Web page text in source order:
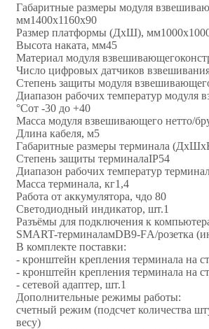
Габаритные размеры модуля
мм1400х1160х90
Размер платформы (ДхШ),
Высота наката, мм45
Материал модуля
Число цифровых датчиков
Степень защиты модуля
Диапазон рабочих температур модуля
°Сот -30 до +40
Масса модуля взвешивающего нетто/
Длина кабеля, м5
Габаритные размеры терминала
Степень защиты терминалаIP54
Диапазон рабочих температур
Масса терминала, кг1,4
Работа от аккумулятора, чдо 80
Светодиодный индикатор, шт.1
Разъёмы для подключения к
SMART-терминаламDB9-FА/розетка
В комплекте поставки:
- кронштейн крепления терминала на
- кронштейн крепления терминала на
- сетевой адаптер, шт.1
Дополнительные режимы работы:
счетный режим (подсчет количества
весу)